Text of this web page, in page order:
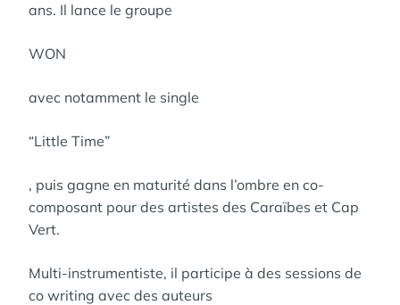
ans. Il lance le groupe
WON
avec notamment le single
“Little Time”
, puis gagne en maturité dans l’ombre en co-
composant pour des artistes des Caraïbes et Cap
Vert.
Multi-instrumentiste, il participe à des sessions de
co writing avec des auteurs